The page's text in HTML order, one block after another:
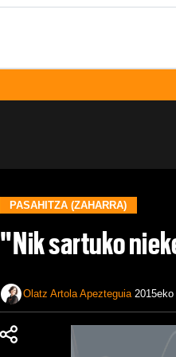
PASAHITZA (ZAHARRA)
"Nik sartuko
Olatz Artola Apezteguia